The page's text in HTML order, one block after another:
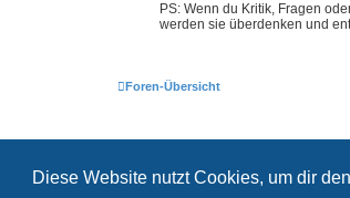
Diese Website nutzt Cookies, um dir
PS: Wenn du Kritik, Fragen
werden sie überdenken und
Foren-Übersicht